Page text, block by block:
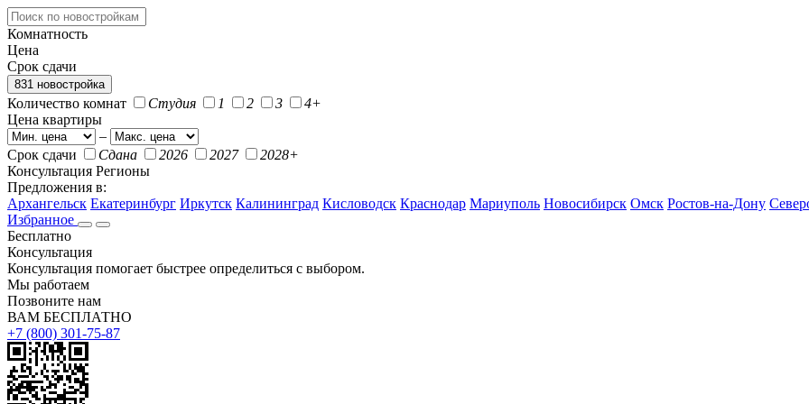
Комнатность
Цена
Срок сдачи
831 новостройка
Количество комнат Студия 1 2 3
4+
Цена квартиры
–
Срок сдачи
Сдана 2026 2027
2028+
Консультация Регионы
Предложения в:
Архангельск Екатеринбург Иркутск Калининград Кисловодск Краснодар Мариуполь Новосибирск Омск Ростов-на-Дону
Избранное
Бесплатно
Консультация
Консультация помогает быстрее определиться с выбором.
Мы работаем
Позвоните нам
ВАМ БЕСПЛАТНО
+7 (800) 301-75-87